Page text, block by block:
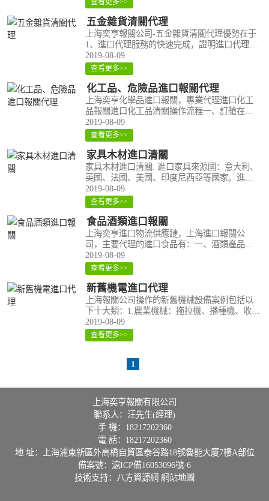
型號、重量、數量、單價、產地、年份、新..
查看更多>>
五金雜貨清關代理
上海奕亨報關公司-五金雜貨清關代理優勢在于
1、進口代理服務的快速完成，證明進口代理公
司的單證能力、流程能力、業務推進能力。2、
進口操作時間的同步準確控制，可以保證進口
采購商的后續作業質量，無論是企業自行..
2019-08-09
查看更多>>
化工品、危險品進口報關代理
上海奕亨化學品進口報關，專業代理進口化工
品報關進口化工品清關操作流程一、訂艙在訂
艙前，需求提早10工作日將以下文件傳真或郵
件到我司:1、 海運托書;2、 危險品包裝運用審
定結果單;出入境貨物包裝性能檢驗結果單..
2019-08-09
查看更多>>
家具木材進口清關
家具木材進口清關: 進口家具來源國：意大利、
英國、法國、美國、印度尼西亞等國家。進口
家具種類：臥室家具、客廳家具、餐廳家具、
書房家具、衛浴家具、兒童家具、辦公家具、
廚房家具、家具專業代理板式家具、實木..
2019-08-09
查看更多>>
食品酒類進口報關
上海奕亨進口物流供應鏈，上海進口報關公
司，主要代理的進口食品有：一、酒類產品：
紅、白葡萄酒、香檳酒、龍舌蘭酒及其他洋酒
（原產國：法國德國西班牙、 南美洲智利、澳
大利亞、美國墨西哥等）。二、橄欖油。橄欖..
2019-08-09
查看更多>>
新舊機電進口代理
上海報關公司操作的新舊機械設備案例包括以
下十大類：1.農業機械：拖拉機、播種機、收割
機械等。2.重型礦山機械：冶金機械、礦山機
械、起重機械、裝卸機械、水泥設備等。3.工程
機械：叉車、鏟土機、壓實機械、混凝..
2019-08-09
查看更多>>
1
上海奕亨報關有限公司
聯系人：汪先生(經理)
手 機：18217202360
電 話：18217202360
地 址：上海浦東新區外高橋自貿區泰谷路18號魯能大廈7樓A部位
備案號： 滬ICP備16053096號-6
技術支持：
八方資源網 網站地圖